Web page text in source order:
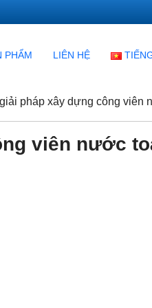
PHẨM LIÊN HỆ
pháp xây dựng công viên
viên nước